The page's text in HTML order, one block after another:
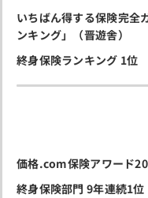
いちばん得する保険完全
ンキング」（晋遊舎）
終身保険ランキング 1位
価格.com保険アワード
終身保険部門 9年連続1位